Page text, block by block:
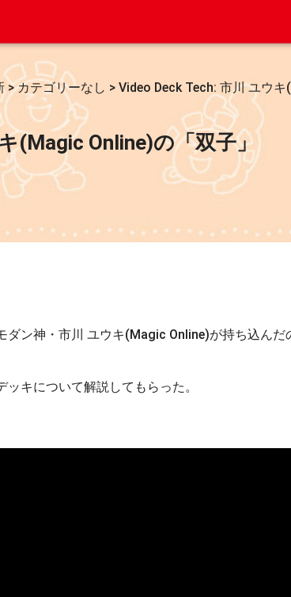
>カテゴリーなし > Video Deck Tech: 市川 ユウキ
(Magic Online)の「双子」
ン神・市川 ユウキ(Magic Online)が持ち込んだ
キについて解説してもらった。